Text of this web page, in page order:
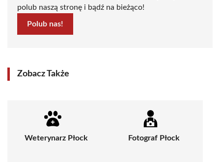
polub naszą stronę i bądź na bieżąco!
Polub nas!
Zobacz Także
Weterynarz Płock Fotograf Płock